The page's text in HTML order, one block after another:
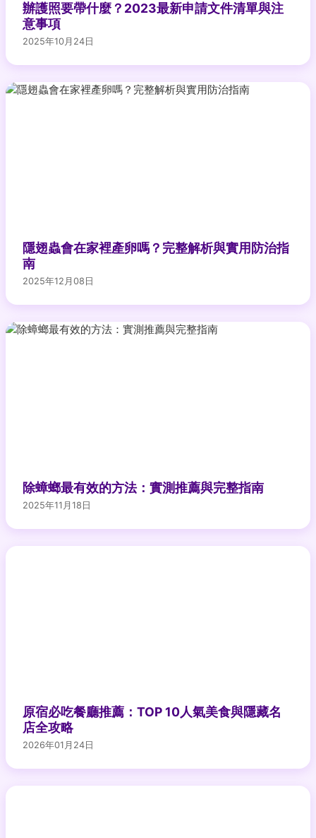
辦護照要帶什麼？2023最新申請文件清單與注
意事項
2025年10月24日
隱翅蟲會在家裡產卵嗎？完整解析與實用防治指
南
2025年12月08日
除蟑螂最有效的方法：實測推薦與完整指南
2025年11月18日
原宿必吃餐廳推薦：TOP 10人氣美食與隱藏名
店全攻略
2026年01月24日